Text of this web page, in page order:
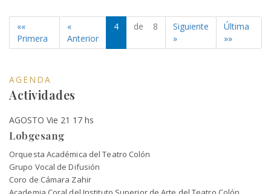
««
Primera
«
Anterior
4 de 8
Siguiente
»
Última
»»
AGENDA
Actividades
AGOSTO Vie 21 17 hs
Lobgesang
Orquesta Académica del Teatro Colón
Grupo Vocal de Difusión
Coro de Cámara Zahir